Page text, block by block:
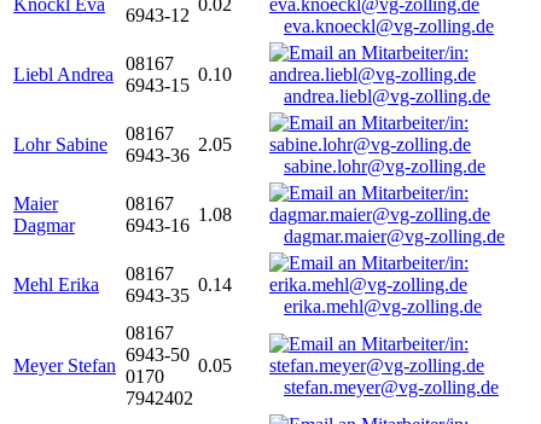
Knöckl Eva
6943-12
0.02
eva.knoeckl@vg-zolling.de
Liebl Andrea
08167
6943-15
0.10
andrea.liebl@vg-zolling.de
Lohr Sabine
08167
6943-36
2.05
sabine.lohr@vg-zolling.de
Maier
Dagmar
08167
6943-16
1.08
dagmar.maier@vg-zolling.de
Mehl Erika
08167
6943-35
0.14
erika.mehl@vg-zolling.de
Meyer Stefan
08167
6943-50
0170
7942402
0.05
stefan.meyer@vg-zolling.de